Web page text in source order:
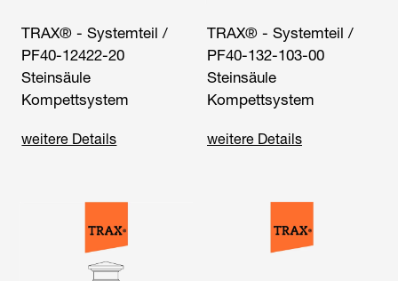
TRAX® - Systemteil /
PF40-12422-20
Steinsäule
Kompettsystem
weitere Details
TRAX® - Systemteil /
PF40-132-103-00
Steinsäule
Kompettsystem
weitere Details